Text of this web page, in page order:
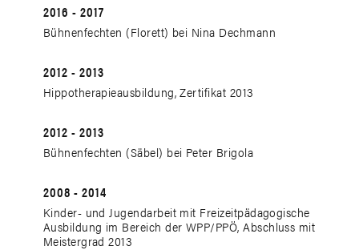
2016 - 2017
Bühnenfechten (Florett) bei Nina Dechmann
2012 - 2013
Hippotherapieausbildung, Zertifikat 2013
2012 - 2013
Bühnenfechten (Säbel) bei Peter Brigola
2008 - 2014
Kinder- und Jugendarbeit mit Freizeitpädagogische
Ausbildung im Bereich der WPP/PPÖ, Abschluss mit
Meistergrad 2013